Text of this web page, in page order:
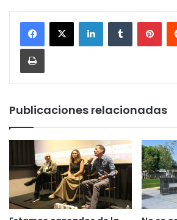
LinkedInTumblr
Imprimir
Publicaciones relacionadas